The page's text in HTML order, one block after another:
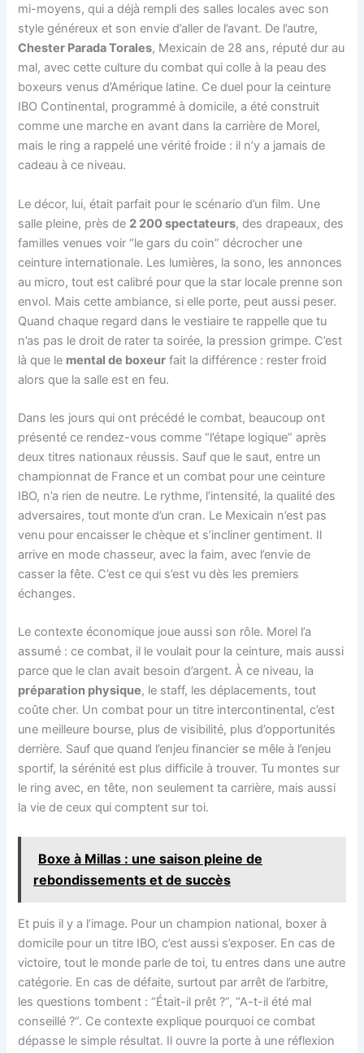
mi-moyens, qui a déjà rempli des salles locales avec son
style généreux et son envie d’aller de l’avant. De l’autre,
Chester Parada Torales, Mexicain de 28 ans, réputé dur au
mal, avec cette culture du combat qui colle à la peau des
boxeurs venus d’Amérique latine. Ce duel pour la ceinture
IBO Continental, programmé à domicile, a été construit
comme une marche en avant dans la carrière de Morel,
mais le ring a rappelé une vérité froide : il n’y a jamais de
cadeau à ce niveau.
Le décor, lui, était parfait pour le scénario d’un film. Une
salle pleine, près de 2 200 spectateurs, des drapeaux, des
familles venues voir “le gars du coin” décrocher une
ceinture internationale. Les lumières, la sono, les annonces
au micro, tout est calibré pour que la star locale prenne son
envol. Mais cette ambiance, si elle porte, peut aussi peser.
Quand chaque regard dans le vestiaire te rappelle que tu
n’as pas le droit de rater ta soirée, la pression grimpe. C’est
là que le mental de boxeur fait la différence : rester froid
alors que la salle est en feu.
Dans les jours qui ont précédé le combat, beaucoup ont
présenté ce rendez-vous comme “l’étape logique” après
deux titres nationaux réussis. Sauf que le saut, entre un
championnat de France et un combat pour une ceinture
IBO, n’a rien de neutre. Le rythme, l’intensité, la qualité des
adversaires, tout monte d’un cran. Le Mexicain n’est pas
venu pour encaisser le chèque et s’incliner gentiment. Il
arrive en mode chasseur, avec la faim, avec l’envie de
casser la fête. C’est ce qui s’est vu dès les premiers
échanges.
Le contexte économique joue aussi son rôle. Morel l’a
assumé : ce combat, il le voulait pour la ceinture, mais aussi
parce que le clan avait besoin d’argent. À ce niveau, la
préparation physique, le staff, les déplacements, tout
coûte cher. Un combat pour un titre intercontinental, c’est
une meilleure bourse, plus de visibilité, plus d’opportunités
derrière. Sauf que quand l’enjeu financier se mêle à l’enjeu
sportif, la sérénité est plus difficile à trouver. Tu montes sur
le ring avec, en tête, non seulement ta carrière, mais aussi
la vie de ceux qui comptent sur toi.
Boxe à Millas : une saison pleine de
rebondissements et de succès
Et puis il y a l’image. Pour un champion national, boxer à
domicile pour un titre IBO, c’est aussi s’exposer. En cas de
victoire, tout le monde parle de toi, tu entres dans une autre
catégorie. En cas de défaite, surtout par arrêt de l’arbitre,
les questions tombent : “Était-il prêt ?”, “A-t-il été mal
conseillé ?”. Ce contexte explique pourquoi ce combat
dépasse le simple résultat. Il ouvre la porte à une réflexion